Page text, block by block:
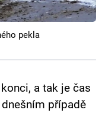
pekla
a tak je čas
případě